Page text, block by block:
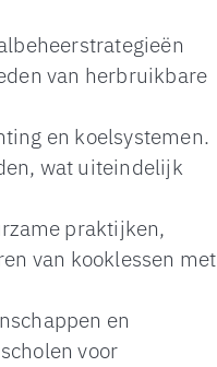
van herbruikbare
en koelsystemen.
wat uiteindelijk
praktijken,
van kooklessen met
en
voor